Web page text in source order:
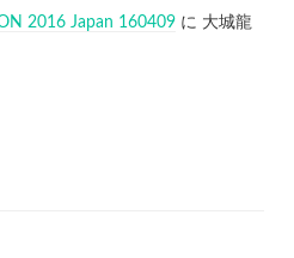
2016 Japan 160409 に 大城龍